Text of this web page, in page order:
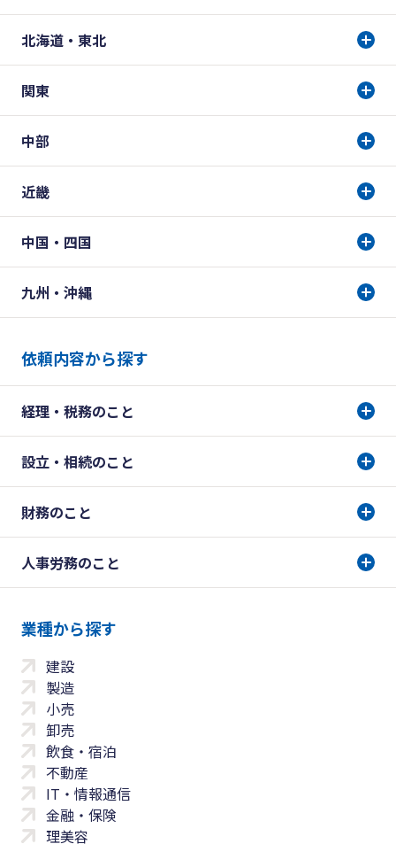
北海道・東北
関東
中部
近畿
中国・四国
九州・沖縄
依頼内容から探す
経理・税務のこと
設立・相続のこと
財務のこと
人事労務のこと
業種から探す
建設
製造
小売
卸売
飲食・宿泊
不動産
IT・情報通信
金融・保険
理美容